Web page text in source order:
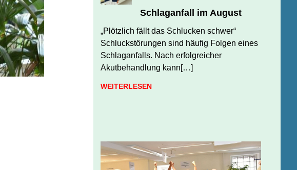
Schlaganfall im August
JULI 31, 2026
JUERGEN FINDEISEN
„Plötzlich fällt das Schlucken schwer“
Schluckstörungen sind häufig Folgen eines
Schlaganfalls. Nach erfolgreicher
Akutbehandlung kann[…]
WEITERLESEN